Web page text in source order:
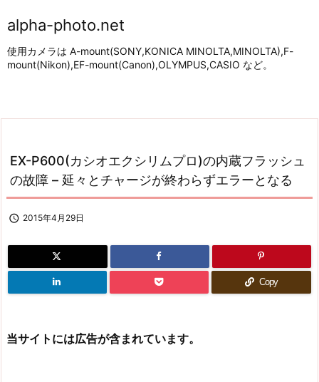
alpha-photo.net
使用カメラは A-mount(SONY,KONICA MINOLTA,MINOLTA),F-
mount(Nikon),EF-mount(Canon),OLYMPUS,CASIO など。
EX-P600(カシオエクシリムプロ)の内蔵フラッシュ
の故障 – 延々とチャージが終わらずエラーとなる
 2015年4月29日
Copy
当サイトには広告が含まれています。